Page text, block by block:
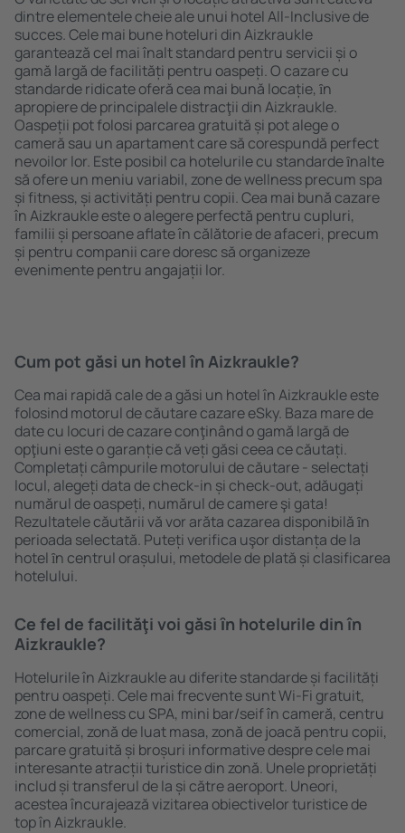
dintre elementele cheie ale unui hotel All-Inclusive de
succes. Cele mai bune hoteluri din Aizkraukle
garantează cel mai înalt standard pentru servicii și o
gamă largă de facilități pentru oaspeți. O cazare cu
standarde ridicate oferă cea mai bună locație, ȋn
apropiere de principalele distracţii din Aizkraukle.
Oaspeții pot folosi parcarea gratuită și pot alege o
cameră sau un apartament care să corespundă perfect
nevoilor lor. Este posibil ca hotelurile cu standarde ȋnalte
să ofere un meniu variabil, zone de wellness precum spa
și fitness, și activități pentru copii. Cea mai bună cazare
în Aizkraukle este o alegere perfectă pentru cupluri,
familii și persoane aflate în călătorie de afaceri, precum
și pentru companii care doresc să organizeze
evenimente pentru angajații lor.
Cum pot găsi un hotel în Aizkraukle?
Cea mai rapidă cale de a găsi un hotel în Aizkraukle este
folosind motorul de căutare cazare eSky. Baza mare de
date cu locuri de cazare conţinând o gamă largă de
opţiuni este o garanție că veți găsi ceea ce căutați.
Completați câmpurile motorului de căutare - selectați
locul, alegeți data de check-in și check-out, adăugați
numărul de oaspeți, numărul de camere şi gata!
Rezultatele căutării vă vor arăta cazarea disponibilă ȋn
perioada selectată. Puteți verifica uşor distanța de la
hotel ȋn centrul orașului, metodele de plată și clasificarea
hotelului.
Ce fel de facilităţi voi găsi ȋn hotelurile din în
Aizkraukle?
Hotelurile în Aizkraukle au diferite standarde și facilități
pentru oaspeți. Cele mai frecvente sunt Wi-Fi gratuit,
zone de wellness cu SPA, mini bar/seif în cameră, centru
comercial, zonă de luat masa, zonă de joacă pentru copii,
parcare gratuită și broșuri informative despre cele mai
interesante atracții turistice din zonă. Unele proprietăți
includ și transferul de la și către aeroport. Uneori,
acestea încurajează vizitarea obiectivelor turistice de
top în Aizkraukle.